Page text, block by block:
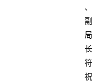
、
副
局
长
符
祝